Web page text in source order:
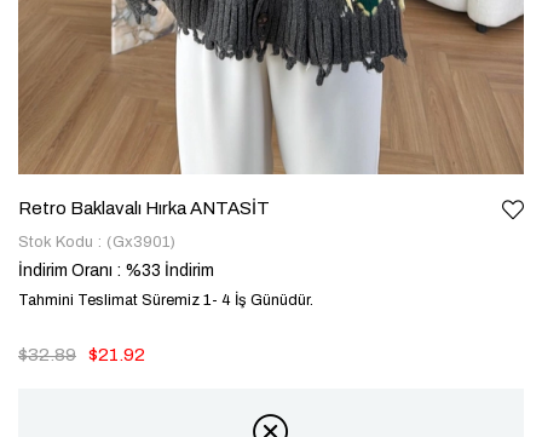
Retro Baklavalı Hırka ANTASİT
Stok Kodu (Gx3901)
İndirim Oranı : %33 İndirim
Tahmini Teslimat Süremiz 1- 4 İş Günüdür.
$32.89 $21.92